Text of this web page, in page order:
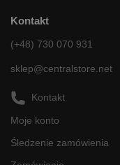
Kontakt
(+48) 730 070 931
sklep@centralstore.net
Kontakt
Moje konto
Śledzenie zamówienia